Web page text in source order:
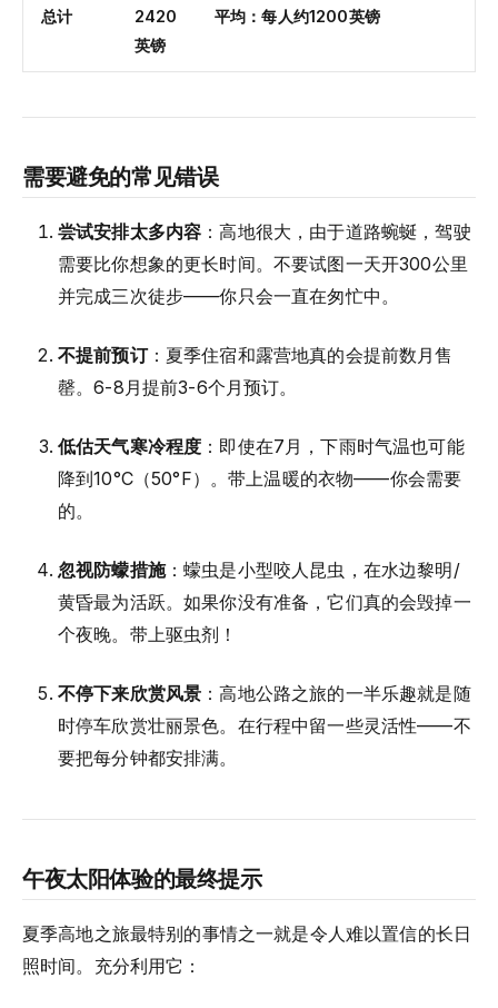
总计
2420
英镑
平均：每人约1200英镑
需要避免的常见错误
尝试安排太多内容 ：高地很大，由于道路蜿蜒，驾驶
需要比你想象的更长时间。不要试图一天开300公里
并完成三次徒步——你只会一直在匆忙中。
不提前预订：夏季住宿和露营地真的会提前数月售
罄。6-8月提前3-6个月预订。
低估天气寒冷程度 ：即使在7月，下雨时气温也可能
降到10°C（50°F）。带上温暖的衣物——你会需要
的。
忽视防蠓措施：蠓虫是小型咬人昆虫，在水边黎明/
黄昏最为活跃。如果你没有准备，它们真的会毁掉一
个夜晚。带上驱虫剂！
不停下来欣赏风景 ：高地公路之旅的一半乐趣就是随
时停车欣赏壮丽景色。在行程中留一些灵活性——不
要把每分钟都安排满。
午夜太阳体验的最终提示
夏季高地之旅最特别的事情之一就是令人难以置信的长日
照时间。充分利用它：